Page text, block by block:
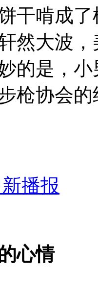
像麻杆
亲昼夜查监控
力深夜将其击毙
干啃成
然大波
的是，
枪协会
播报
心情